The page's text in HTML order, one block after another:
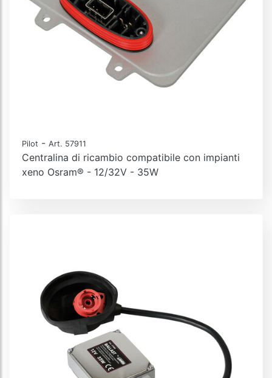
Pilot - Art. 57911
Centralina di ricambio compatibile con impianti
xeno Osram® - 12/32V - 35W